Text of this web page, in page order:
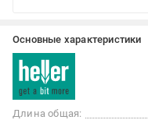
Основные характеристики
Длина общая: